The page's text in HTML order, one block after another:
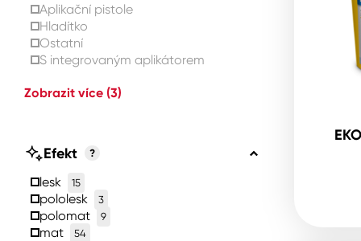
Aplikační pistole
Hladítko
Ostatní
S integrovaným aplikátorem
Zobrazit více (3)
Efekt ?
lesk 15
pololesk 3
polomat 9
mat 54